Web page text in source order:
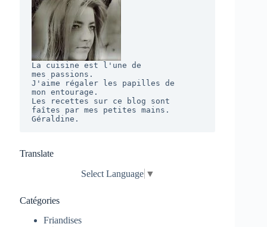
La cuisine est l'une de
mes passions.
J'aime régaler les papilles de
mon entourage.
Les recettes sur ce blog sont
faîtes par mes petites mains.
Géraldine.
Translate
Select Language ▼
Catégories
Friandises